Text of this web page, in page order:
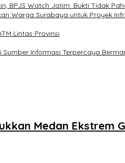
BPJS Watch Jatim: Bukti Tidak
Warga Surabaya untuk Proyek
Lintas Provinsi
Informasi Terpercaya
Medan Ekstrem